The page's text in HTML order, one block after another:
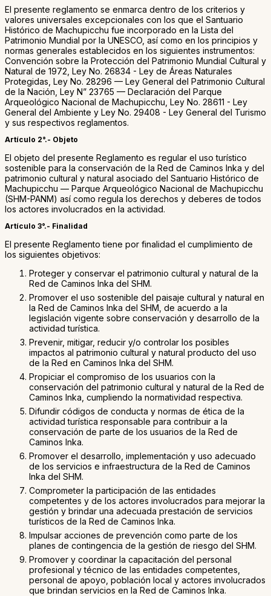
El presente reglamento se enmarca dentro de los criterios y
valores universales excepcionales con los que el Santuario
Histórico de Machupicchu fue incorporado en la Lista del
Patrimonio Mundial por la UNESCO, así como en los principios y
normas generales establecidos en los siguientes instrumentos:
Convención sobre la Protección del Patrimonio Mundial Cultural y
Natural de 1972, Ley No. 26834 - Ley de Áreas Naturales
Protegidas, Ley No. 28296 — Ley General del Patrimonio Cultural
de la Nación, Ley N” 23765 — Declaración del Parque
Arqueológico Nacional de Machupicchu, Ley No. 28611 - Ley
General del Ambiente y Ley No. 29408 - Ley General del Turismo
y sus respectivos reglamentos.
Artículo 2°.- Objeto
El objeto del presente Reglamento es regular el uso turístico
sostenible para la conservación de la Red de Caminos Inka y del
patrimonio cultural y natural asociado del Santuario Histórico de
Machupicchu — Parque Arqueológico Nacional de Machupicchu
(SHM-PANM) así como regula los derechos y deberes de todos
los actores involucrados en la actividad.
Artículo 3°.- Finalidad
El presente Reglamento tiene por finalidad el cumplimiento de
los siguientes objetivos:
Proteger y conservar el patrimonio cultural y natural de la
Red de Caminos Inka del SHM.
Promover el uso sostenible del paisaje cultural y natural en
la Red de Caminos Inka del SHM, de acuerdo a la
legislación vigente sobre conservación y desarrollo de la
actividad turística.
Prevenir, mitigar, reducir y/o controlar los posibles
impactos al patrimonio cultural y natural producto del uso
de la Red en Caminos Inka del SHM.
Propiciar el compromiso de los usuarios con la
conservación del patrimonio cultural y natural de la Red de
Caminos Inka, cumpliendo la normatividad respectiva.
Difundir códigos de conducta y normas de ética de la
actividad turística responsable para contribuir a la
conservación de parte de los usuarios de la Red de
Caminos Inka.
Promover el desarrollo, implementación y uso adecuado
de los servicios e infraestructura de la Red de Caminos
Inka del SHM.
Comprometer la participación de las entidades
competentes y de los actores involucrados para mejorar la
gestión y brindar una adecuada prestación de servicios
turísticos de la Red de Caminos Inka.
Impulsar acciones de prevención como parte de los
planes de contingencia de la gestión de riesgo del SHM.
Promover y coordinar la capacitación del personal
profesional y técnico de las entidades competentes,
personal de apoyo, población local y actores involucrados
que brindan servicios en la Red de Caminos Inka.